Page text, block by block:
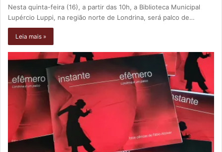
Nesta quinta-feira (16), a partir das 10h, a Biblioteca Municipal
Lupércio Luppi, na região norte de Londrina, será palco de…
Leia mais »